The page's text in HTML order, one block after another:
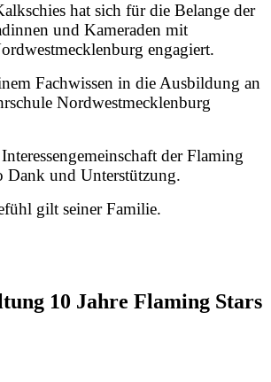
hat sich für die Belange der
und Kameraden mit
engagiert.
Fachwissen in die Ausbildung an
Nordwestmecklenburg
der Flaming
Dank und Unterstützung.
gilt seiner Familie.
10 Jahre Flaming Stars